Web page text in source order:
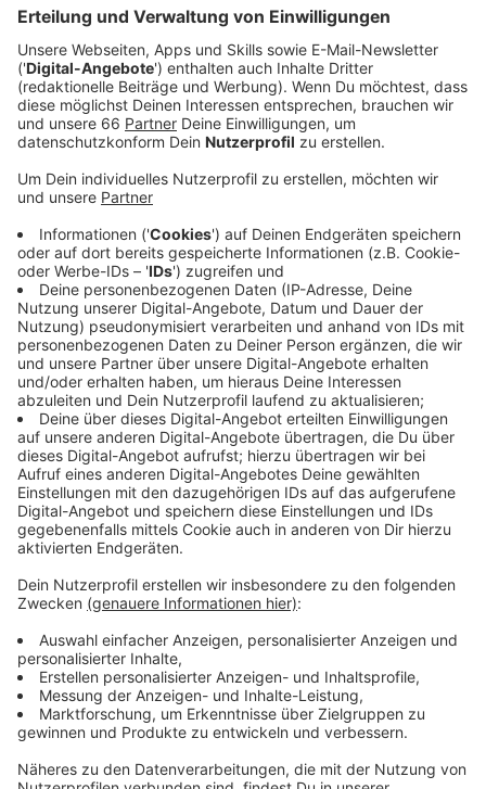
Anzeige
Beide sollen im Dezember ihre Arbeit aufnehmen. Laut
RP könnte es sich bei dieser Entscheidung um den
Vorboten einermöglichen Fusion handeln.
Anzeige
100-Millionen-Euro Betrugsfall
Anzeige
Seit Ende 2024 hatten Sonderbeauftrage der
Bundesanstalt für Finanzdienstleistungsaufsicht die
Volksbank Düsseldorf Neuss geleitet, um den
spektakulären 100-Millionen-Euro-Betrugsfall
aufzuklären. Der hatte das Düsseldorf-Neusser
Institut ins Schleudern gebracht und letztlich den
Anzeige
Weitere Infos und Links zum Thema:
Anzeige